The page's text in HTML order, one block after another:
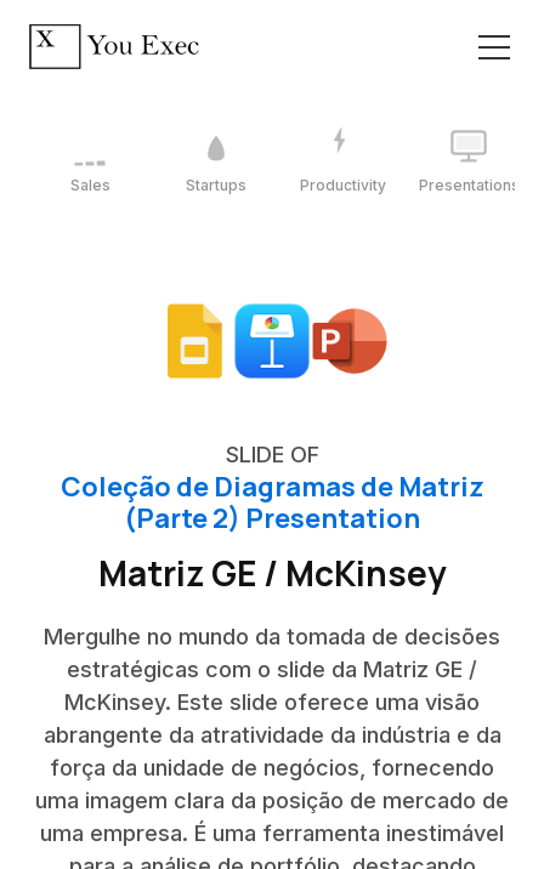
Sales Startups Productivity Presentations
SLIDE OF
Coleção de Diagramas de Matriz
(Parte 2) Presentation
Matriz GE / McKinsey
Mergulhe no mundo da tomada de decisões
estratégicas com o slide da Matriz GE /
McKinsey. Este slide oferece uma visão
abrangente da atratividade da indústria e da
força da unidade de negócios, fornecendo
uma imagem clara da posição de mercado de
uma empresa. É uma ferramenta inestimável